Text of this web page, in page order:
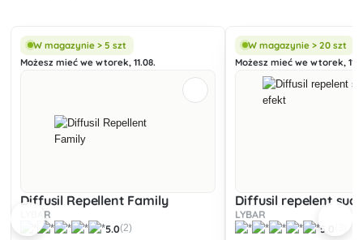
W magazynie > 5 szt
Możesz mieć we wtorek, 11.08.
Diffusil Repellent Family
LYBAR
5.0(2)
W magazynie > 20 szt
Możesz mieć we wtorek,
Diffusil repelent
LYBAR
5.0